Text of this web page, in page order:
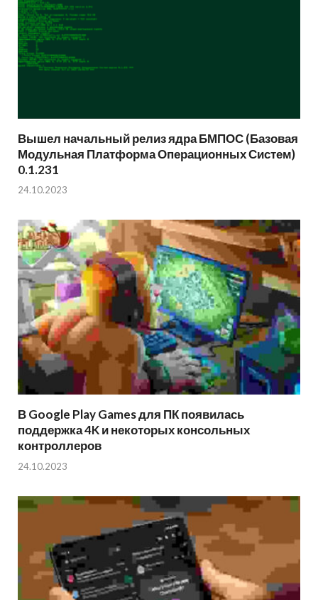
Вышел начальный релиз ядра БМПОС (Базовая
Модульная Платформа Операционных Систем)
0.1.231
24.10.2023
В Google Play Games для ПК появилась
поддержка 4K и некоторых консольных
контроллеров
24.10.2023